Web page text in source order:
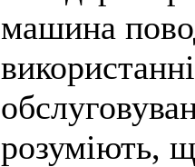
машина
розуміють,